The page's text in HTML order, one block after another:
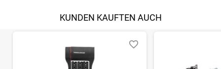
KUNDEN KAUFTEN AUCH